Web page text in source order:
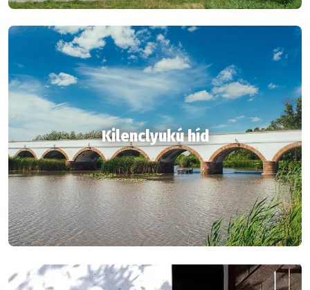
Kilenclyukú híd